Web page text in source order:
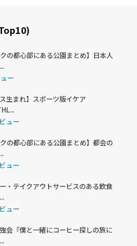
クの都心部にある公園まとめ】日本人
ー
ス生まれ】スポーツ版イケア
ュー
クの都心部にある公園まとめ】都会の
ュー
・テイクアウトサービスのある飲食
ュー
会『僕と一緒にコーヒー探しの旅に